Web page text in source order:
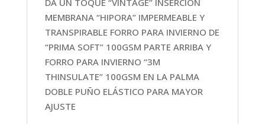
MEMBRANA “HIPORA” IMPERMEABLE Y
TRANSPIRABLE FORRO PARA INVIERNO DE
“PRIMA SOFT” 100GSM PARTE ARRIBA Y
FORRO PARA INVIERNO “3M
THINSULATE” 100GSM EN LA PALMA
DOBLE PUÑO ELÁSTICO PARA MAYOR
AJUSTE